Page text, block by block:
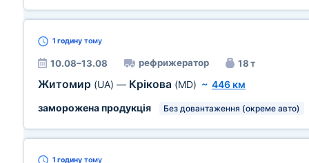
1 годину тому
10.08–13.08 рефрижератор 18 т
Житомир (UA) — Крікова (MD) ~ 446 км
заморожена продукція
Без довантаження (окреме авто)
1 годину тому